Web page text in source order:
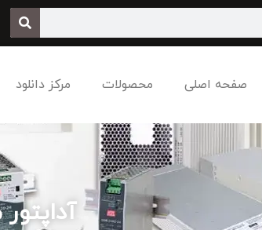
صفحه اصلی محصولات مرکز دانلود